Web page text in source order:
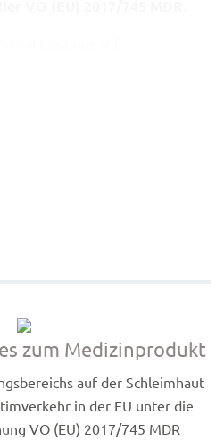
zum Medizinprodukt
auf der Schleimhaut
in der EU unter die
VO (EU) 2017/745 MDR